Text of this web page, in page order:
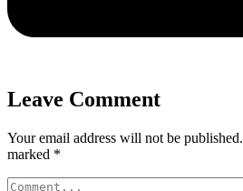
Leave Comment
Your email address will not be published.
marked *